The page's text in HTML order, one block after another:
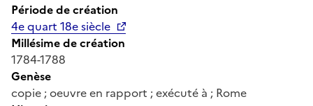
Période de création
4e quart 18e siècle
Millésime de création
1784-1788
Genèse
copie ; oeuvre en rapport ; exécuté à ; Rome